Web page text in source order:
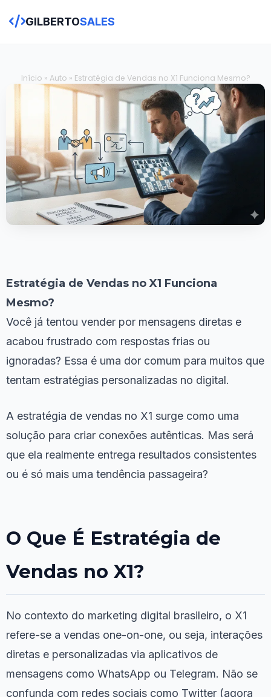
GILBERTOSALES
Início » Auto » Estratégia de Vendas no X1 Funciona Mesmo?
Estratégia de Vendas no X1 Funciona
Mesmo?
Você já tentou vender por mensagens diretas e
acabou frustrado com respostas frias ou
ignoradas? Essa é uma dor comum para muitos que
tentam estratégias personalizadas no digital.
A estratégia de vendas no X1 surge como uma
solução para criar conexões autênticas. Mas será
que ela realmente entrega resultados consistentes
ou é só mais uma tendência passageira?
O Que É Estratégia de
Vendas no X1?
No contexto do marketing digital brasileiro, o X1
refere-se a vendas one-on-one, ou seja, interações
diretas e personalizadas via aplicativos de
mensagens como WhatsApp ou Telegram. Não se
confunda com redes sociais como Twitter (agora